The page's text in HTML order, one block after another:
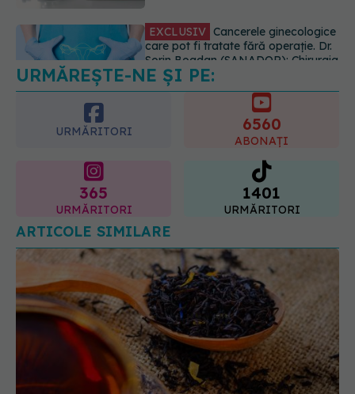
EXCLUSIV Brahiterapie vs
radioterapie externă în cancerul
ginecologic. Dr. Sorin Bogdan
(SANADOR) explică diferența și
cum acționează tratamentul
URMĂREȘTE-NE ȘI PE:
URMĂRITORI 6560
ABONAȚI
365
URMĂRITORI
1401
URMĂRITORI
ARTICOLE SIMILARE